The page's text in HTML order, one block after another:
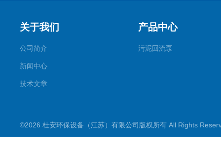
关于我们
公司简介
新闻中心
技术文章
产品中心
污泥回流泵
©2026 杜安环保设备（江苏）有限公司版权所有 All Rights